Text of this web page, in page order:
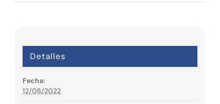
Detalles
Fecha:
12/08/2022